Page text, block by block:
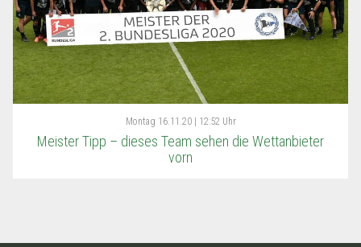
Montag 16.11.20 | 12:52 Uhr
Meister Tipp – dieses Team sehen die Wettanbieter
vorn